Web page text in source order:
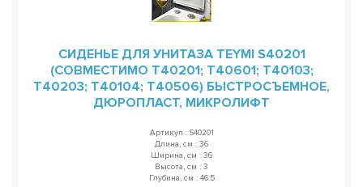
СИДЕНЬЕ ДЛЯ УНИТАЗА TEYMI S40201
(СОВМЕСТИМО T40201; T40601; T40103;
T40203; T40104; T40506) БЫСТРОСЪЕМНОЕ,
ДЮРОПЛАСТ, МИКРОЛИФТ
Артикул : S40201
Длина, см : 36
Ширина, см : 36
Высота, см : 3
Глубина, см : 46.5